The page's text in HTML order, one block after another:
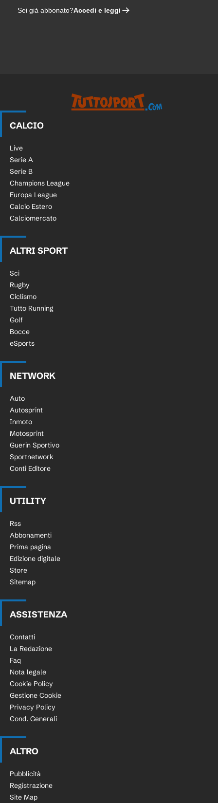
Sei già abbonato?Accedi e leggi
CALCIO
Live
Serie A
Serie B
Champions League
Europa League
Calcio Estero
Calciomercato
ALTRI SPORT
Sci
Rugby
Ciclismo
Tutto Running
Golf
Bocce
eSports
NETWORK
Auto
Autosprint
Inmoto
Motosprint
Guerin Sportivo
Sportnetwork
Conti Editore
UTILITY
Rss
Abbonamenti
Prima pagina
Edizione digitale
Store
Sitemap
ASSISTENZA
Contatti
La Redazione
Faq
Nota legale
Cookie Policy
Gestione Cookie
Privacy Policy
Cond. Generali
ALTRO
Pubblicità
Registrazione
Site Map